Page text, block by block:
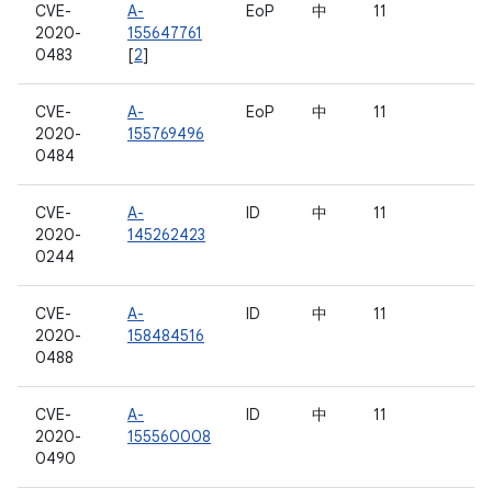
CVE-
2020-
0483
A-
155647761
[2]
EoP 中 11
CVE-
2020-
0484
A-
155769496
EoP 中 11
CVE-
2020-
0244
A-
145262423
ID 中 11
CVE-
2020-
0488
A-
158484516
ID 中 11
CVE-
2020-
0490
A-
155560008
ID 中 11